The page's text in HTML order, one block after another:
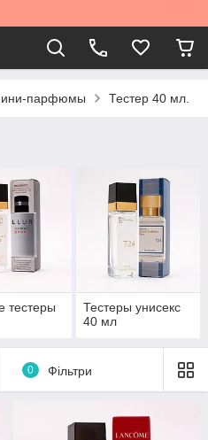
парфюмы Тестер 40 мл.
тестеры
Тестеры унисекс
40 мл
0 Фільтри